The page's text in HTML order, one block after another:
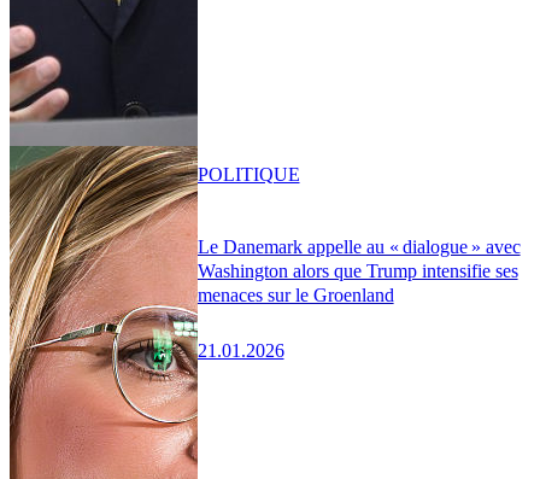
Le Danemark appelle au « dialogue » avec
Washington alors que Trump intensifie ses
menaces sur le Groenland
21.01.2026
POLITIQUE